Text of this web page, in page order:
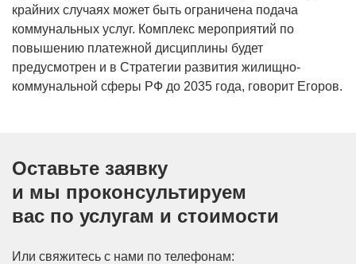
крайних случаях может быть ограничена подача
коммунальных услуг. Комплекс мероприятий по
повышению платежной дисциплины будет
предусмотрен и в Стратегии развития жилищно-
коммунальной сферы РФ до 2035 года, говорит Егоров.
Оставьте заявку
и мы проконсультируем
вас по услугам и стоимости
Или свяжитесь с нами по телефонам: